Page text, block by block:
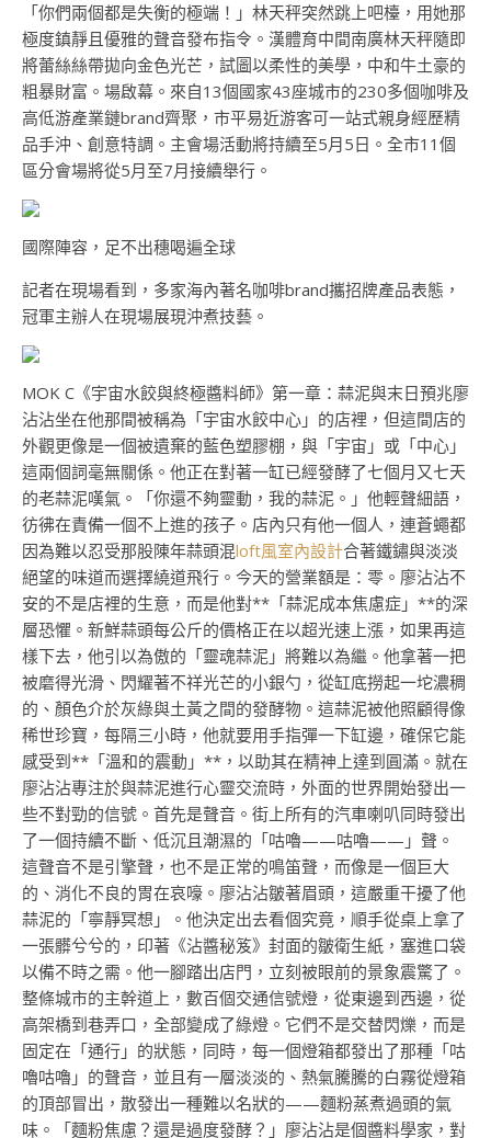
「你們兩個都是失衡的極端！」林天秤突然跳上吧檯，用她那
極度鎮靜且優雅的聲音發布指令。漢體育中間南廣林天秤隨即
將蕾絲絲帶拋向金色光芒，試圖以柔性的美學，中和牛土豪的
粗暴財富。場啟幕。來自13個國家43座城市的230多個咖啡及
高低游產業鏈brand齊聚，市平易近游客可一站式親身經歷精
品手沖、創意特調。主會場活動將持續至5月5日。全市11個
區分會場將從5月至7月接續舉行。
國際陣容，足不出穗喝遍全球
記者在現場看到，多家海內著名咖啡brand攜招牌產品表態，
冠軍主辦人在現場展現沖煮技藝。
MOK C《宇宙水餃與終極醬料師》第一章：蒜泥與末日預兆廖
沾沾坐在他那間被稱為「宇宙水餃中心」的店裡，但這間店的
外觀更像是一個被遺棄的藍色塑膠棚，與「宇宙」或「中心」
這兩個詞毫無關係。他正在對著一缸已經發酵了七個月又七天
的老蒜泥嘆氣。「你還不夠靈動，我的蒜泥。」他輕聲細語，
彷彿在責備一個不上進的孩子。店內只有他一個人，連蒼蠅都
因為難以忍受那股陳年蒜頭混loft風室內設計合著鐵鏽與淡淡
絕望的味道而選擇繞道飛行。今天的營業額是：零。廖沾沾不
安的不是店裡的生意，而是他對**「蒜泥成本焦慮症」**的深
層恐懼。新鮮蒜頭每公斤的價格正在以超光速上漲，如果再這
樣下去，他引以為傲的「靈魂蒜泥」將難以為繼。他拿著一把
被磨得光滑、閃耀著不祥光芒的小銀勺，從缸底撈起一坨濃稠
的、顏色介於灰綠與土黃之間的發酵物。這蒜泥被他照顧得像
稀世珍寶，每隔三小時，他就要用手指彈一下缸邊，確保它能
感受到**「溫和的震動」**，以助其在精神上達到圓滿。就在
廖沾沾專注於與蒜泥進行心靈交流時，外面的世界開始發出一
些不對勁的信號。首先是聲音。街上所有的汽車喇叭同時發出
了一個持續不斷、低沉且潮濕的「咕嚕——咕嚕——」聲。
這聲音不是引擎聲，也不是正常的鳴笛聲，而像是一個巨大
的、消化不良的胃在哀嚎。廖沾沾皺著眉頭，這嚴重干擾了他
蒜泥的「寧靜冥想」。他決定出去看個究竟，順手從桌上拿了
一張髒兮兮的，印著《沾醬秘笈》封面的皺衛生紙，塞進口袋
以備不時之需。他一腳踏出店門，立刻被眼前的景象震驚了。
整條城市的主幹道上，數百個交通信號燈，從東邊到西邊，從
高架橋到巷弄口，全部變成了綠燈。它們不是交替閃爍，而是
固定在「通行」的狀態，同時，每一個燈箱都發出了那種「咕
嚕咕嚕」的聲音，並且有一層淡淡的、熱氣騰騰的白霧從燈箱
的頂部冒出，散發出一種難以名狀的——麵粉蒸煮過頭的氣
味。「麵粉焦慮？還是過度發酵？」廖沾沾是個醬料學家，對